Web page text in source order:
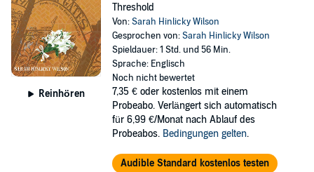
Reinhören
Threshold
Von:Sarah Hinlicky Wilson
Gesprochen von:Sarah Hinlicky Wilson
Spieldauer: 1 Std. und 56 Min.
Sprache: Englisch
Noch nicht bewertet
7,35 € oder kostenlos mit einem
Probeabo. Verlängert sich automatisch
für 6,99 €/Monat nach Ablauf des
Probeabos. Bedingungen gelten.
Audible Standard kostenlos testen